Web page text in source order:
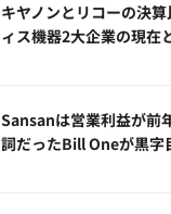
キヤノンとリコーの決
ィス機器2大企業の現在
Sansanは営業利益が前
詞だったBill Oneが黒字